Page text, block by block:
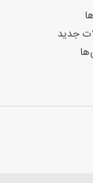
جدید